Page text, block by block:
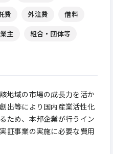
費 外注費
借料
主
組合・団体等
地域の市場の成長力を活か
出等により国内産業活性化
ため、本邦企業が行うイン
証事業の実施に必要な費用